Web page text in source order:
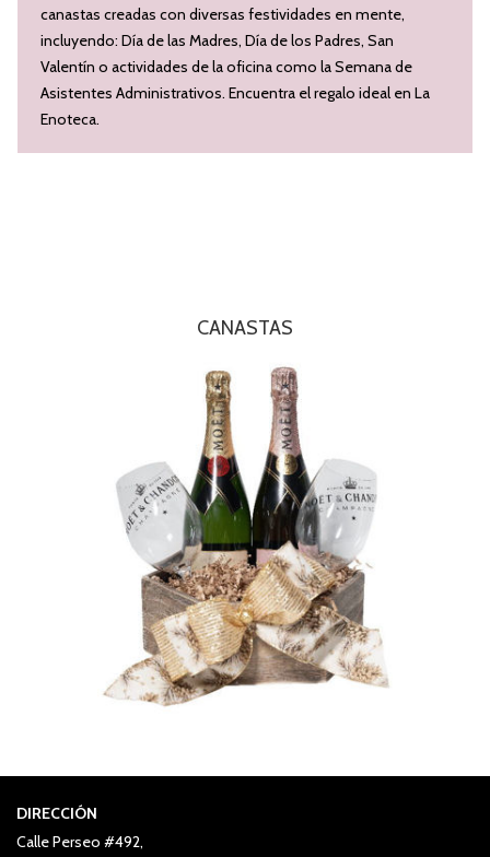
canastas creadas con diversas festividades en mente,
incluyendo: Día de las Madres, Día de los Padres, San
Valentín o actividades de la oficina como la Semana de
Asistentes Administrativos. Encuentra el regalo ideal en La
Enoteca.
CANASTAS
DIRECCIÓN
Calle Perseo #492,